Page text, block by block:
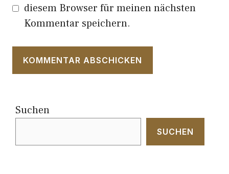
diesem Browser für meinen nächsten
Kommentar speichern.
Suchen
SUCHEN